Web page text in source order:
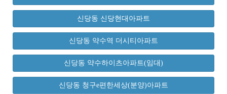
신당동 신당현대아파트
신당동 약수역 더시티아파트
신당동 약수하이츠아파트(임대)
신당동 청구e편한세상(분양)아파트